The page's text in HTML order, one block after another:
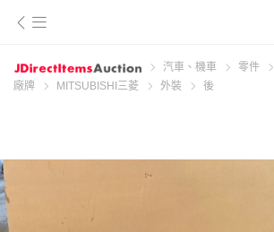
汽車、機車 零件
廠牌
MITSUBISHI三菱 外裝 後